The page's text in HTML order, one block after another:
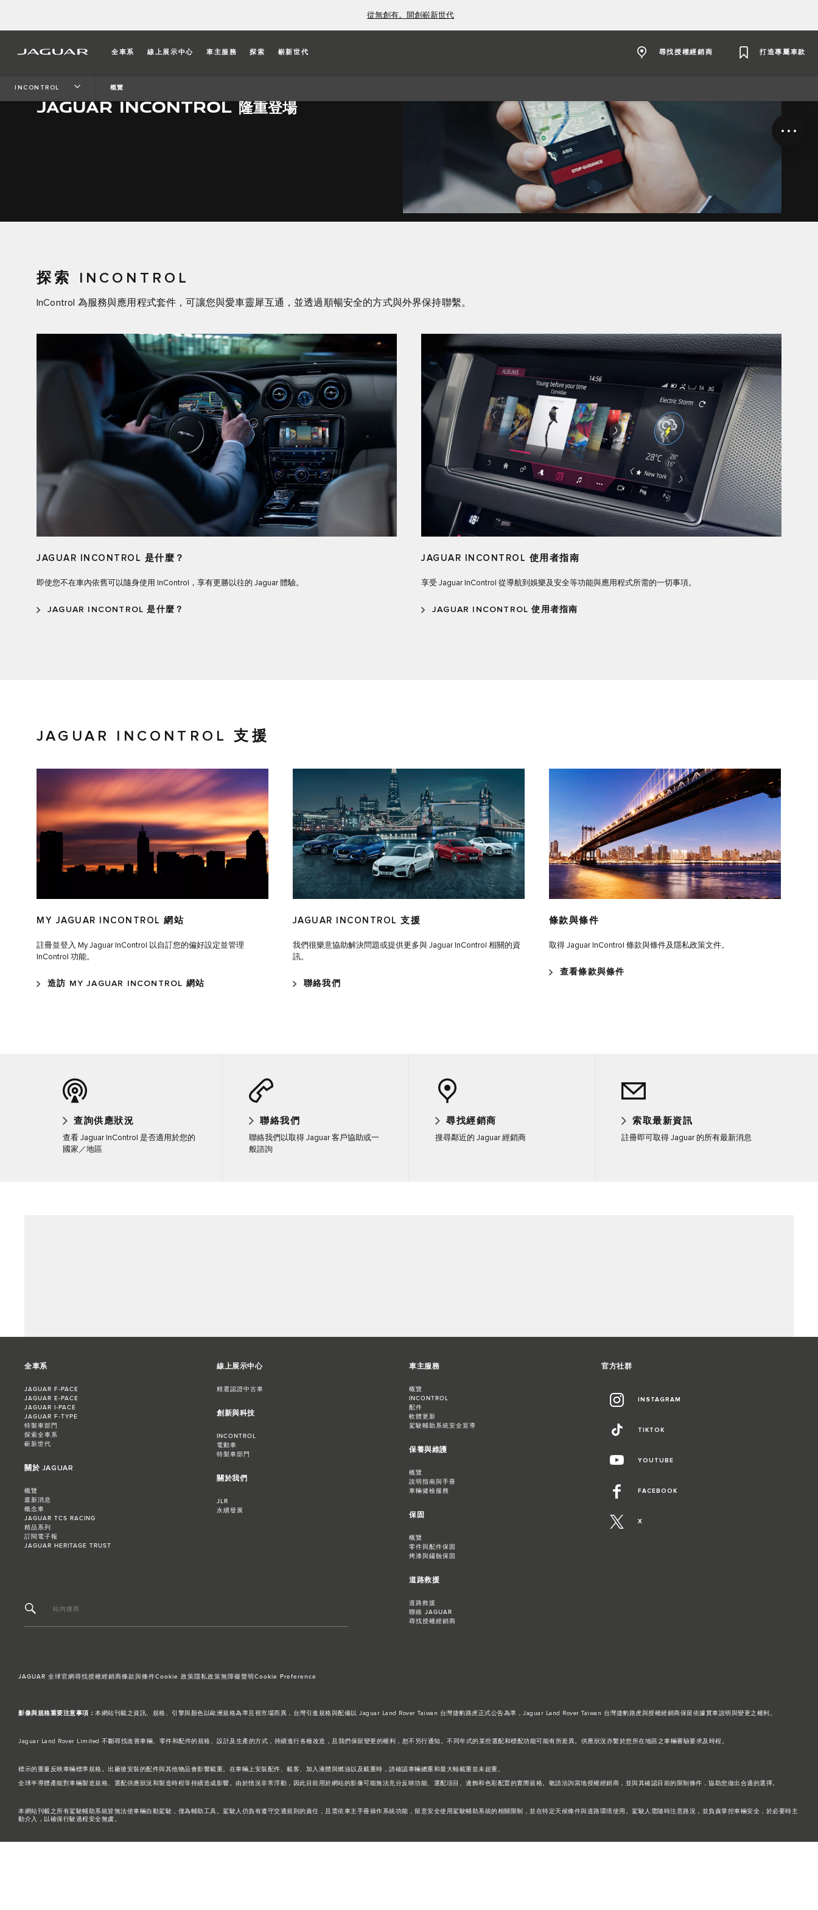
從無創有。開創嶄新世代
全車系 線上展示中心 車主服務 探索 嶄新世代 尋找授權經銷商 打造專屬車款
INCONTROL 概覽
JAGUAR INCONTROL 隆重登場
探索 INCONTROL
InControl 為服務與應用程式套件，可讓您與愛車靈犀互通，並透過順暢安全的方式與外界保持聯繫。
JAGUAR INCONTROL 是什麼？
即使您不在車內依舊可以隨身使用 InControl，享有更勝以往的 Jaguar 體驗。
JAGUAR INCONTROL 是什麼？
JAGUAR INCONTROL 使用者指南
享受 Jaguar InControl 從導航到娛樂及安全等功能與應用程式所需的一切事項。
JAGUAR INCONTROL 使用者指南
JAGUAR INCONTROL 支援
MY JAGUAR INCONTROL 網站
註冊並登入 My Jaguar InControl 以自訂您的偏好設定並管理
InControl 功能。
造訪 MY JAGUAR INCONTROL 網站
JAGUAR INCONTROL支援
我們很樂意協助解決問題或提供更多與 Jaguar InControl 相關的資
訊。
聯絡我們
條款與條件
取得 Jaguar InControl 條款與條件及隱私政策文件。
查看條款與條件
查詢供應狀況
查看 Jaguar InControl 是否適用於您的
國家／地區
聯絡我們
聯絡我們以取得 Jaguar 客戶協助或一
般諮詢
尋找經銷商
搜尋鄰近的 Jaguar 經銷商
索取最新資訊
註冊即可取得 Jaguar 的所有最新消息
全車系
JAGUAR F‑PACE
JAGUAR E‑PACE
JAGUAR I‑PACE
JAGUAR F‑TYPE
特製車部門
探索全車系
嶄新世代
關於 JAGUAR
概覽
最新消息
概念車
JAGUAR TCS RACING
精品系列
訂閱電子報
JAGUAR HERITAGE TRUST
線上展示中心
精選認證中古車
創新與科技
INCONTROL
電動車
特製車部門
關於我們
JLR
永續發展
車主服務
概覽
INCONTROL
配件
軟體更新
駕駛輔助系統安全宣導
保養與維護
概覽
說明指南與手冊
車輛健檢服務
保固
概覽
零件與配件保固
烤漆與鏽蝕保固
道路救援
道路救援
聯絡 JAGUAR
尋找授權經銷商
官方社群
INSTAGRAM
TIKTOK
YOUTUBE
FACEBOOK
X
站內搜尋
JAGUAR 全球官網尋找授權經銷商條款與條件Cookie 政策隱私政策無障礙聲明Cookie Preference
影像與規格重要注意事項： 本網站刊載之資訊、規格、引擎與顏色以歐洲規格為準且視市場而異，台灣引進規格與配備以 Jaguar Land Rover Taiwan 台灣捷豹路虎正式公告為準，Jaguar Land Rover Taiwan 台灣捷豹路虎與授權經銷商保留依據實車說明與變更之權利。
Jaguar Land Rover Limited 不斷尋找改善車輛、零件和配件的規格、設計及生產的方式，持續進行各種改造，且我們保留變更的權利，恕不另行通知。不同年式的某些選配和標配功能可能有所差異。供應狀況亦繫於您所在地區之車輛審驗要求及時程。
標示的重量反映車輛標準規格。出廠後安裝的配件與其他物品會影響載重。在車輛上安裝配件、載客、加入液體與燃油以及載重時，請確認車輛總重和最大軸載重並未超重。
全球半導體產能對車輛製造規格、選配供應狀況和製造時程等持續造成影響。由於情況非常浮動，因此目前用於網站的影像可能無法充分反映功能、選配項目、邊飾和色彩配置的實際規格。敬請洽詢當地授權經銷商，並與其確認目前的限制條件，協助您做出合適的選擇。
本網站刊載之所有駕駛輔助系統皆無法使車輛自動駕駛，僅為輔助工具。駕駛人仍負有遵守交通規則的責任，且需依車主手冊操作系統功能，留意安全使用駕駛輔助系統的相關限制，並在特定天候條件與道路環境使用。駕駛人需隨時注意路況，並負責掌控車輛安全，於必要時主
動介入，以確保行駛過程安全無虞。